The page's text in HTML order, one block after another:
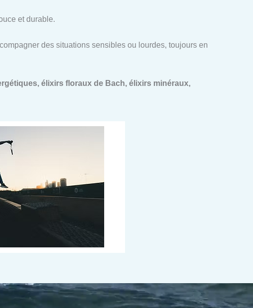
et durable.
des situations sensibles ou lourdes, toujours en
élixirs floraux de Bach, élixirs minéraux,